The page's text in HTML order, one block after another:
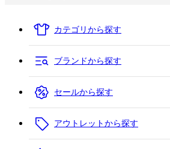
カテゴリから探す
ブランドから探す
セールから探す
アウトレットから探す